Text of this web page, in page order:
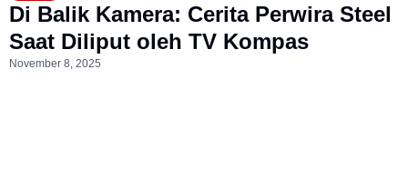
Di Balik Kamera: Cerita Perwira Steel
Saat Diliput oleh TV Kompas
November 8, 2025